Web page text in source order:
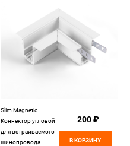
Slim Magnetic
Коннектор угловой
для встраиваемого
шинопровода
200 ₽
В КОРЗИНУ